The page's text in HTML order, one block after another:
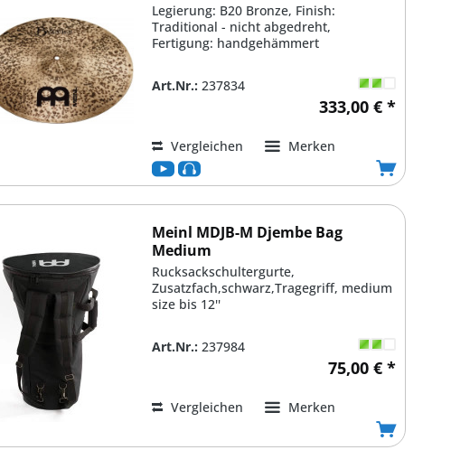
Legierung: B20 Bronze, Finish:
Traditional - nicht abgedreht,
Fertigung: handgehämmert
Art.Nr.: 237834
333,00 € *
Vergleichen Merken
Meinl MDJB-M Djembe Bag
Medium
Rucksackschultergurte,
Zusatzfach,schwarz,Tragegriff, medium
size bis 12''
Art.Nr.: 237984
75,00 € *
Vergleichen Merken